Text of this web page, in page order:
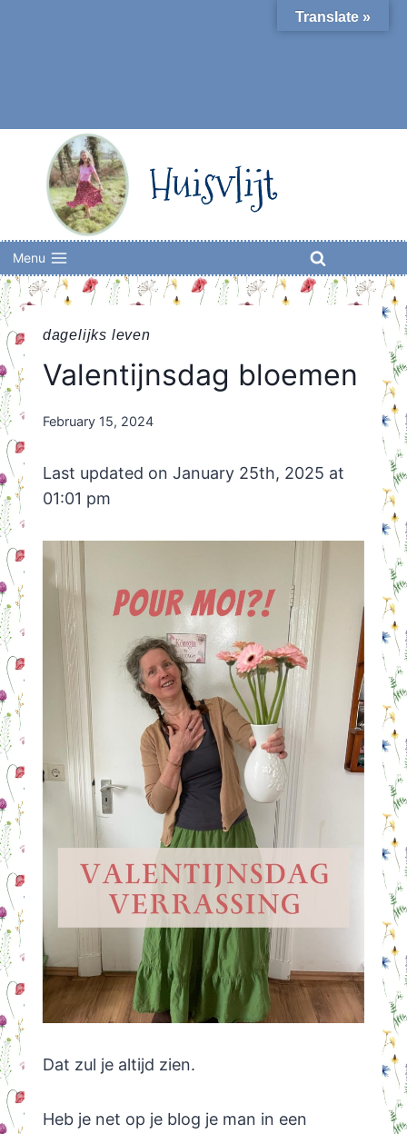
Huisvlijt
Menu
dagelijks leven
Valentijnsdag bloemen
By
February 15, 2024
Last updated on January 25th, 2025 at
01:01 pm
Dat zul je altijd zien.
Heb je net op je blog je man in een
Translate »